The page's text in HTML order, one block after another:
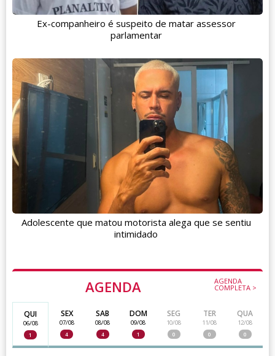
AGENDA AGENDA
COMPLETA >
QUI
06/08
1
SEX
07/08
4
SAB
08/08
4
DOM
09/08
1
SEG
10/08
0
TER
11/08
0
QUA
12/08
0
Ex-companheiro é suspeito de matar assessor
parlamentar
Adolescente que matou motorista alega que se sentiu
intimidado